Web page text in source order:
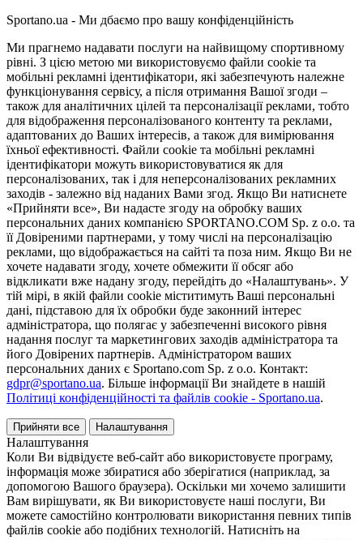
Sportano.ua - Ми дбаємо про вашу конфіденційність
Ми прагнемо надавати послуги на найвищому спортивному
рівні. З цією метою ми використовуємо файли cookie та
мобільні рекламні ідентифікатори, які забезпечують належне
функціонування сервісу, а після отримання Вашої згоди –
також для аналітичних цілей та персоналізації реклами, тобто
для відображення персоналізованого контенту та реклами,
адаптованих до Ваших інтересів, а також для вимірювання
їхньої ефективності. Файли cookie та мобільні рекламні
ідентифікатори можуть використовуватися як для
персоналізованих, так і для неперсоналізованих рекламних
заходів - залежно від наданих Вами згод. Якщо Ви натиснете
«Прийняти все», Ви надасте згоду на обробку ваших
персональних даних компанією SPORTANO.COM Sp. z o.o. та
її Довіреними партнерами, у тому числі на персоналізацію
реклами, що відображається на сайті та поза ним. Якщо Ви не
хочете надавати згоду, хочете обмежити її обсяг або
відкликати вже надану згоду, перейдіть до «Налаштувань». У
тій мірі, в якій файли cookie міститимуть Ваші персональні
дані, підставою для їх обробки буде законний інтерес
адміністратора, що полягає у забезпеченні високого рівня
надання послуг та маркетингових заходів адміністратора та
його Довірених партнерів. Адміністратором ваших
персональних даних є Sportano.com Sp. z o.o. Контакт:
gdpr@sportano.ua. Більше інформації Ви знайдете в нашій
Політиці конфіденційності та файлів cookie - Sportano.ua.
Прийняти все Налаштування
Налаштування
Коли Ви відвідуєте веб-сайт або використовуєте програму,
інформація може збиратися або зберігатися (наприклад, за
допомогою Вашого браузера). Оскільки ми хочемо залишити
Вам вирішувати, як Ви використовуєте наші послуги, Ви
можете самостійно контролювати використання певних типів
файлів cookie або подібних технологій. Натисніть на